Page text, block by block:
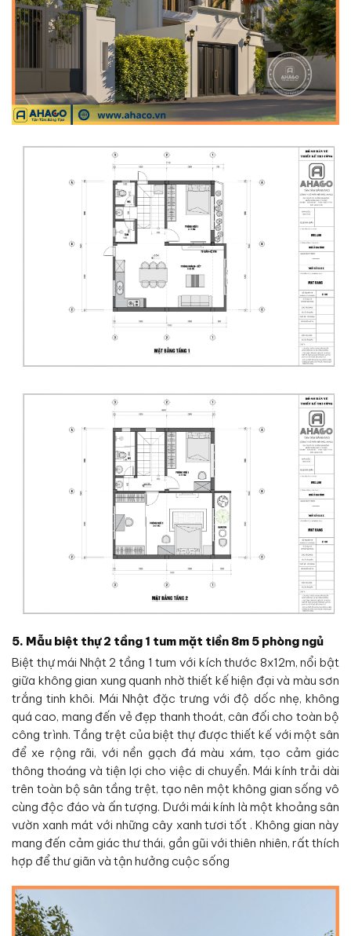
5. Mẫu biệt thự 2 tầng 1 tum mặt tiền 8m 5 phòng ngủ
Biệt thự mái Nhật 2 tầng 1 tum với kích thước 8x12m, nổi bật
giữa không gian xung quanh nhờ thiết kế hiện đại và màu sơn
trắng tinh khôi. Mái Nhật đặc trưng với độ dốc nhẹ, không
quá cao, mang đến vẻ đẹp thanh thoát, cân đối cho toàn bộ
công trình. Tầng trệt của biệt thự được thiết kế với một sân
để xe rộng rãi, với nền gạch đá màu xám, tạo cảm giác
thông thoáng và tiện lợi cho việc di chuyển. Mái kính trải dài
trên toàn bộ sân tầng trệt, tạo nên một không gian sống vô
cùng độc đáo và ấn tượng. Dưới mái kính là một khoảng sân
vườn xanh mát với những cây xanh tươi tốt . Không gian này
mang đến cảm giác thư thái, gần gũi với thiên nhiên, rất thích
hợp để thư giãn và tận hưởng cuộc sống